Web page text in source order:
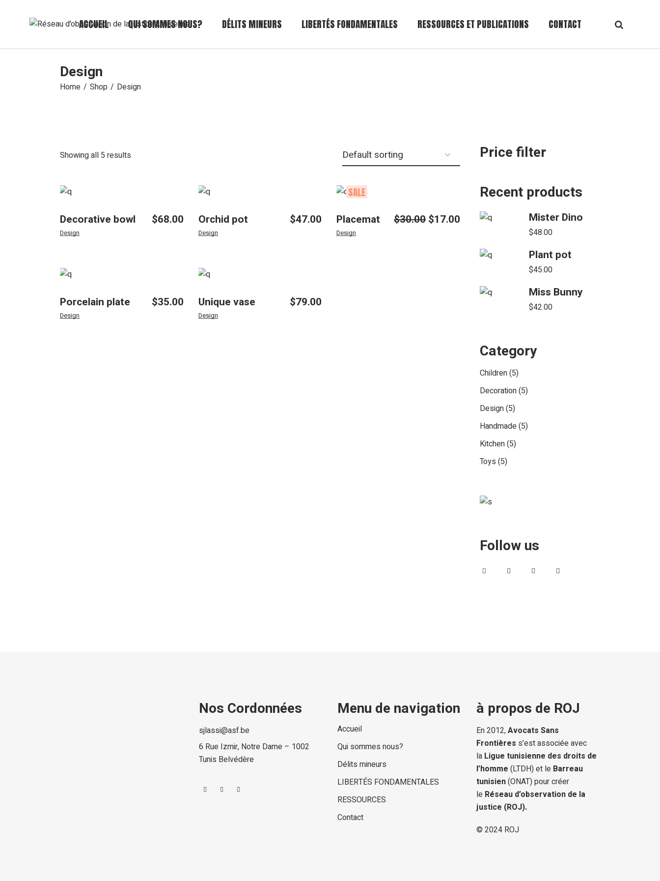
ACCUEIL QUI SOMMES NOUS? DÉLITS MINEURS LIBERTÉS FONDAMENTALES RESSOURCES ET PUBLICATIONS CONTACT
Base de données
Design
Home Shop Design
Showing all 5 results
Decorative bowl $68.00
Design
Orchid pot $47.00
Design
SALE
Placemat $30.00$17.00
Design
Porcelain plate $35.00
Design
Unique vase $79.00
Design
Price filter
Recent products
Mister Dino
$48.00
Plant pot
$45.00
Miss Bunny
$42.00
Category
Children 55
products
Decoration 55
products
Design 55
products
Handmade 55
products
Kitchen 55
products
Toys 55
products
Follow us
Nos Cordonnées
sjlassi@asf.be
6 Rue Izmir, Notre Dame – 1002
Tunis Belvédère
Menu de navigation
Accueil
Qui sommes nous?
Délits mineurs
LIBERTÉS FONDAMENTALES
RESSOURCES
Contact
à propos de ROJ
En 2012,Avocats Sans
Frontières s’est associée avec
la Ligue tunisienne des droits de
l’homme (LTDH) et le Barreau
tunisien(ONAT) pour créer
le Réseau d’observation de la
justice (ROJ).
© 2024 ROJ